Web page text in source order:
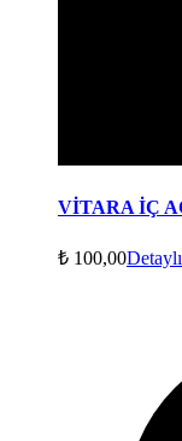
VİTARA İÇ
₺ 100,00